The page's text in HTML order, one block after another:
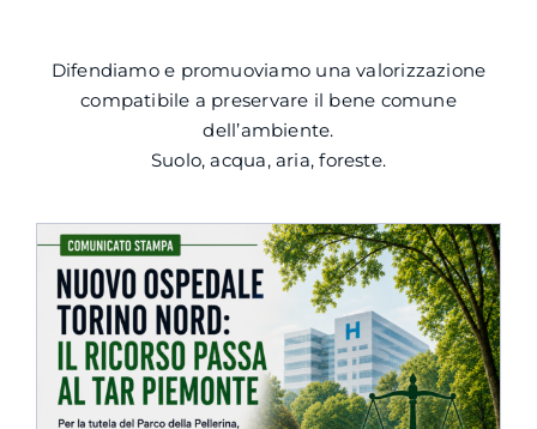
BENI COMUNI
CONTATTI
Difendiamo e promuoviamo una valorizzazione
compatibile a preservare il bene comune
dell’ambiente.
Suolo, acqua, aria, foreste.